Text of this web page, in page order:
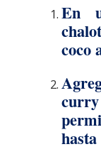
En
coco